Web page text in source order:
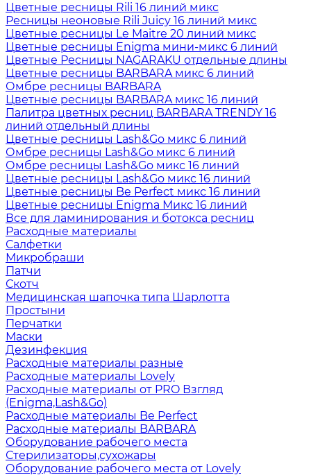
Цветные ресницы Rili 16 линий микс
Ресницы неоновые Rili Juicy 16 линий микс
Цветные ресницы Le Maitre 20 линий микс
Цветные ресницы Enigma мини-микс 6 линий
Цветные Ресницы NAGARAKU отдельные длины
Цветные ресницы BARBARA микс 6 линий
Омбре ресницы BARBARA
Цветные ресницы BARBARA микс 16 линий
Палитра цветных ресниц BARBARA TRENDY 16
линий отдельный длины
Цветные ресницы Lash&Go микс 6 линий
Омбре ресницы Lash&Go микс 6 линий
Омбре ресницы Lash&Go микс 16 линий
Цветные ресницы Lash&Go микс 16 линий
Цветные ресницы Be Perfect микс 16 линий
Цветные ресницы Enigma Микс 16 линий
Все для ламинирования и ботокса ресниц
Расходные материалы
Салфетки
Микробраши
Патчи
Скотч
Медицинская шапочка типа Шарлотта
Простыни
Перчатки
Маски
Дезинфекция
Расходные материалы разные
Расходные материалы Lovely
Расходные материалы от PRO Взгляд
(Enigma,Lash&Go)
Расходные материалы Be Perfect
Расходные материалы BARBARA
Оборудование рабочего места
Стерилизаторы,сухожары
Оборудование рабочего места от Lovely